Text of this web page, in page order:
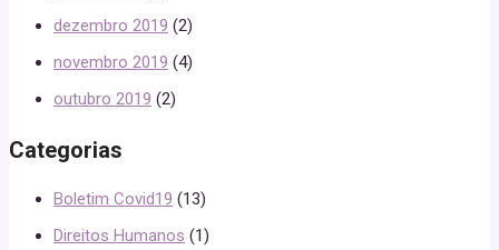
dezembro 2019 (2)
novembro 2019 (4)
outubro 2019 (2)
Categorias
Boletim Covid19 (13)
Direitos Humanos (1)